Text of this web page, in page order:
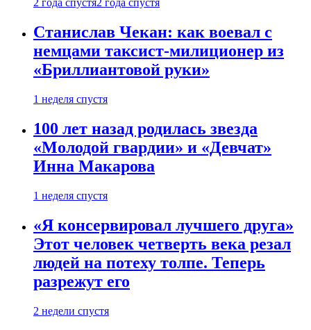
2 года спустя2 года спустя
Станислав Чекан: как воевал с
немцами таксист-милиционер из
«Бриллиантовой руки»
1 неделя спустя
100 лет назад родилась звезда
«Молодой гвардии» и «Девчат»
Инна Макарова
1 неделя спустя
«Я консервировал лучшего друга»
Этот человек четверть века резал
людей на потеху толпе. Теперь
разрежут его
2 недели спустя